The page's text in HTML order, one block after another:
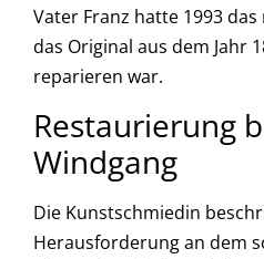
Vater Franz hatte 1993
das Original aus dem Jahr
reparieren war.
Restaurierung
Windgang
Die Kunstschmiedin
Herausforderung an dem